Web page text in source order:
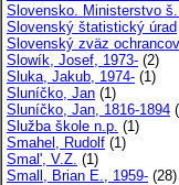
Slovensko. Ministerstvo
Slovenský štatistický úrad
Slovenský zväz
Slowík, Josef, 1973- (2)
Sluka, Jakub, 1974- (1)
Sluníčko, Jan (1)
Sluníčko, Jan, 1816-1894
Služba škole n.p. (1)
Smahel, Rudolf (1)
Smal', V.Z. (1)
Small, Brian E., 1959- (28)